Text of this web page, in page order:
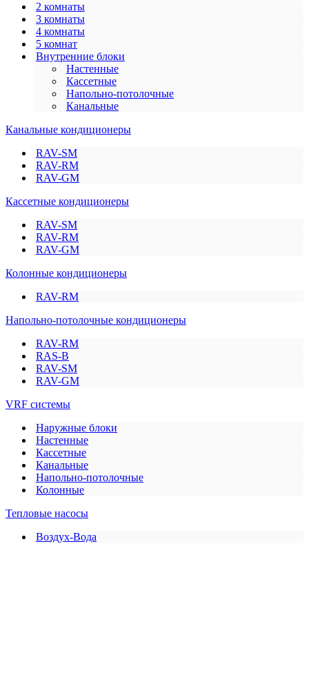
2 комнаты
3 комнаты
4 комнаты
5 комнат
Внутренние блоки
Настенные
Кассетные
Напольно-потолочные
Канальные
Канальные кондиционеры
RAV-SM
RAV-RM
RAV-GM
Кассетные кондиционеры
RAV-SM
RAV-RM
RAV-GM
Колонные кондиционеры
RAV-RM
Напольно-потолочные кондиционеры
RAV-RM
RAS-B
RAV-SM
RAV-GM
VRF системы
Наружные блоки
Настенные
Кассетные
Канальные
Напольно-потолочные
Колонные
Тепловые насосы
Воздух-Вода